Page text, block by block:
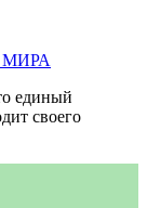
МИРА
единый
своего